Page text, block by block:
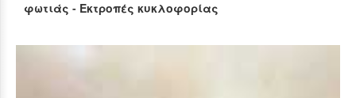
φωτιάς - Εκτροπές κυκλοφορίας